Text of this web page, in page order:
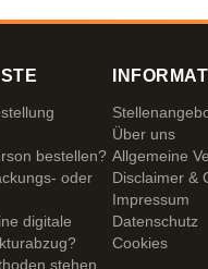
bestellen?
oder
digitale
stehen
Über uns
Allgemeine
Disclaimer &
Impressum
Datenschutz
Cookies